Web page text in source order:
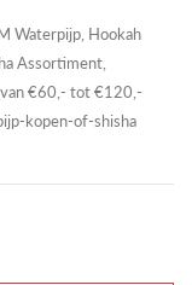
Waterpijp Hookah
Assortiment
€60,- tot €120,-
kopen-of-shisha